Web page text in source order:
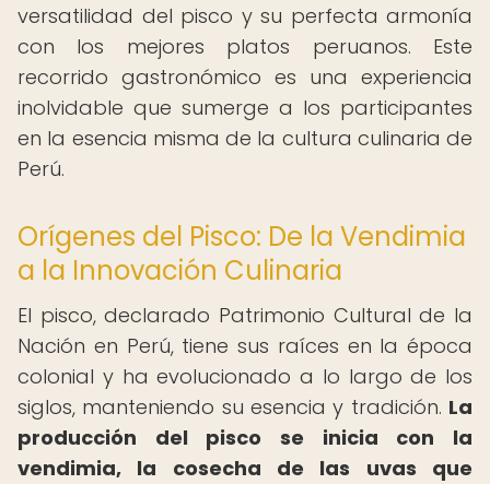
versatilidad del pisco y su perfecta armonía
con los mejores platos peruanos. Este
recorrido gastronómico es una experiencia
inolvidable que sumerge a los participantes
en la esencia misma de la cultura culinaria de
Perú.
Orígenes del Pisco: De la Vendimia
a la Innovación Culinaria
El pisco, declarado Patrimonio Cultural de la
Nación en Perú, tiene sus raíces en la época
colonial y ha evolucionado a lo largo de los
siglos, manteniendo su esencia y tradición. La
producción del pisco se inicia con la
vendimia, la cosecha de las uvas que